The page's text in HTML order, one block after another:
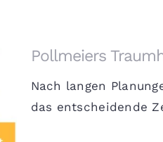
Pollmeiers
Nach langen
das entscheidende